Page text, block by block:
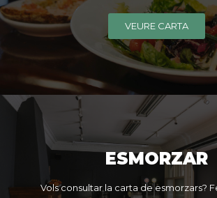
VEURE CARTA
ESMORZAR
Vols consultar la carta de esmorzars?